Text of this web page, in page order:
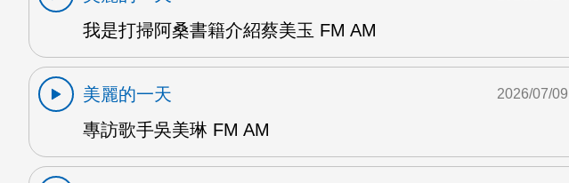
我是打掃阿桑書籍介紹蔡美玉 FM AM
美麗的一天
專訪歌手吳美琳 FM AM
2026/07/09